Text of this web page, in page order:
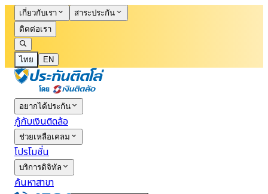
เกี่ยวกับเรา
สาระประกัน
ติดต่อเรา
ไทย EN
อยากได้ประกัน
กู้กับเงินติดล้อ
ช่วยเหลือเคลม
โปรโมชั่น
บริการดิจิทัล
ค้นหาสาขา